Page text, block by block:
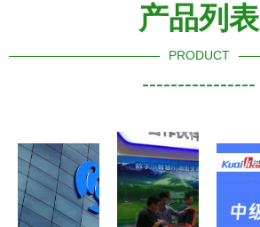
产品列表
PRODUCT
----------------